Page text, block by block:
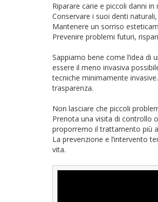
Riparare carie e piccoli danni
Conservare i suoi denti
Mantenere un sorriso
Prevenire problemi futuri,
Sappiamo bene come l’idea
essere il meno invasiva
tecniche minimamente
trasparenza.
Non lasciare che piccoli
Prenota una visita di controllo
proporremo il trattamento più
La prevenzione e l’intervento
vita.